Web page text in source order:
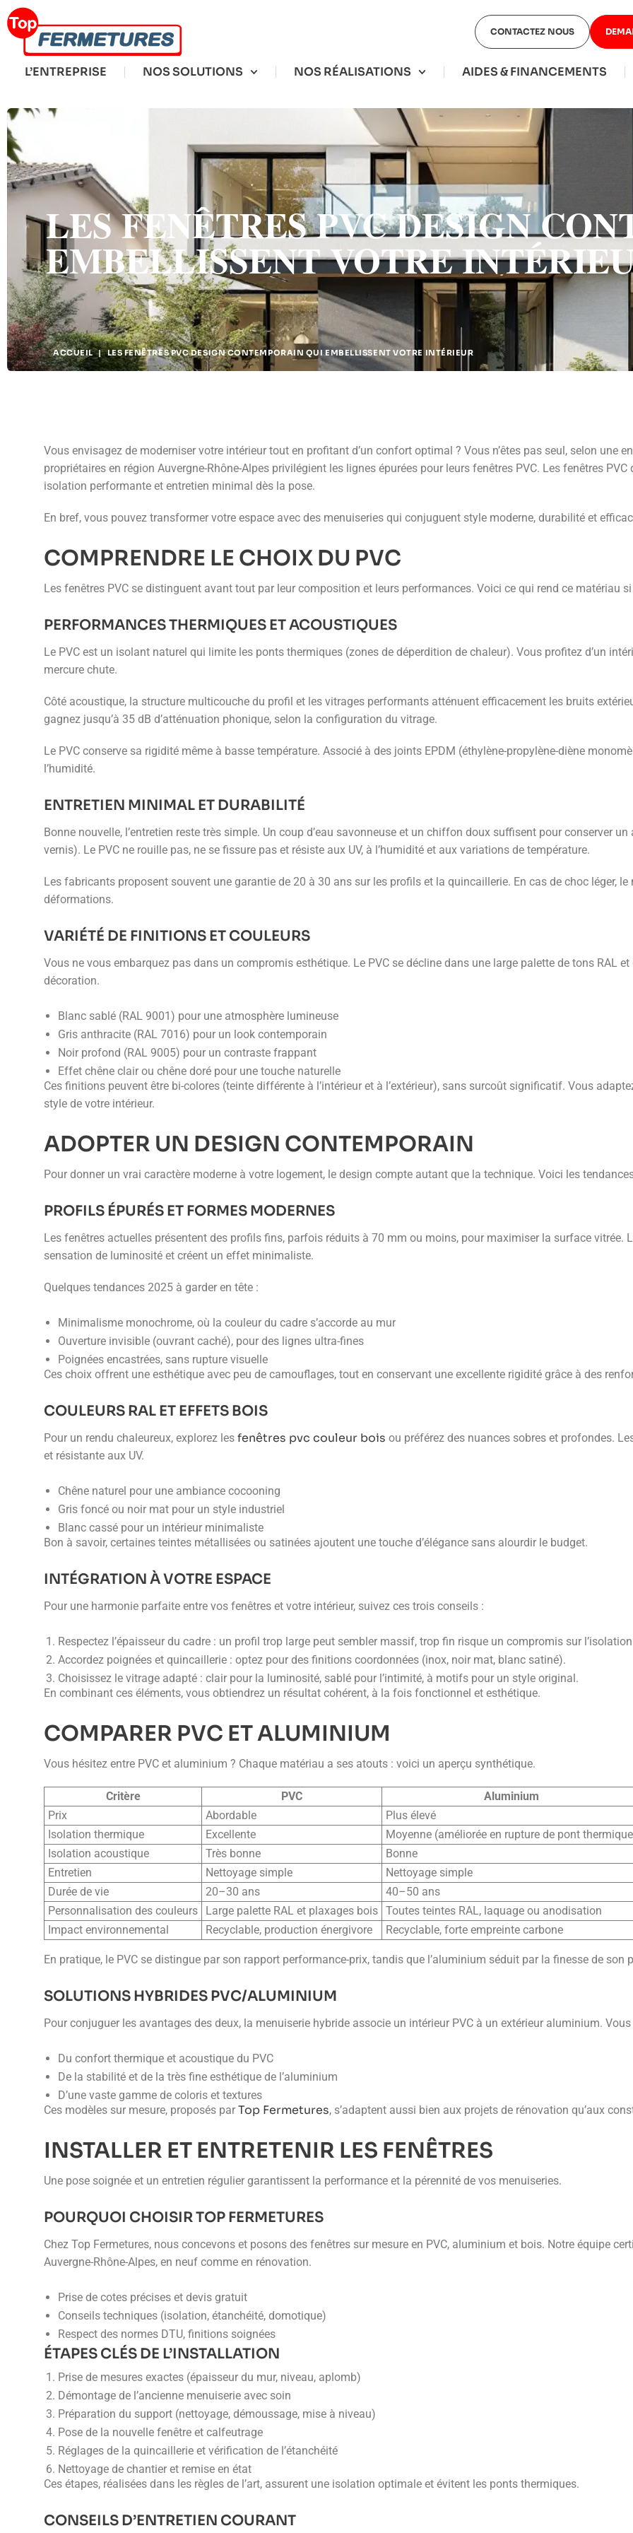
CONTACTEZ NOUS
L’ENTREPRISE NOS SOLUTIONS NOS RÉALISATIONS AIDES & FINANCEMENTS
LES FENÊTRES PVC DESIGN
EMBELLISSENT VOTRE
ACCUEIL | LES FENÊTRES PVC DESIGN CONTEMPORAIN QUI EMBELLISSENT VOTRE INTÉRIEUR
Vous envisagez de moderniser votre intérieur tout en profitant d’un confort optimal ? Vous n’êtes pas seul, selon une
propriétaires en région Auvergne-Rhône-Alpes privilégient les lignes épurées pour leurs fenêtres PVC. Les fenêtres
isolation performante et entretien minimal dès la pose.
En bref, vous pouvez transformer votre espace avec des menuiseries qui conjuguent style moderne, durabilité et
COMPRENDRE LE CHOIX DU PVC
Les fenêtres PVC se distinguent avant tout par leur composition et leurs performances. Voici ce qui rend ce matériau
PERFORMANCES THERMIQUES ET ACOUSTIQUES
Le PVC est un isolant naturel qui limite les ponts thermiques (zones de déperdition de chaleur). Vous profitez d’un
mercure chute.
Côté acoustique, la structure multicouche du profil et les vitrages performants atténuent efficacement les bruits
gagnez jusqu’à 35 dB d’atténuation phonique, selon la configuration du vitrage.
Le PVC conserve sa rigidité même à basse température. Associé à des joints EPDM (éthylène-propylène-diène
l’humidité.
ENTRETIEN MINIMAL ET DURABILITÉ
Bonne nouvelle, l’entretien reste très simple. Un coup d’eau savonneuse et un chiffon doux suffisent pour conserver
vernis). Le PVC ne rouille pas, ne se fissure pas et résiste aux UV, à l’humidité et aux variations de température.
Les fabricants proposent souvent une garantie de 20 à 30 ans sur les profils et la quincaillerie. En cas de choc léger,
déformations.
VARIÉTÉ DE FINITIONS ET COULEURS
Vous ne vous embarquez pas dans un compromis esthétique. Le PVC se décline dans une large palette de tons RAL
décoration.
Blanc sablé (RAL 9001) pour une atmosphère lumineuse
Gris anthracite (RAL 7016) pour un look contemporain
Noir profond (RAL 9005) pour un contraste frappant
Effet chêne clair ou chêne doré pour une touche naturelle
Ces finitions peuvent être bi-colores (teinte différente à l’intérieur et à l’extérieur), sans surcoût significatif. Vous
style de votre intérieur.
ADOPTER UN DESIGN CONTEMPORAIN
Pour donner un vrai caractère moderne à votre logement, le design compte autant que la technique. Voici les
PROFILS ÉPURÉS ET FORMES MODERNES
Les fenêtres actuelles présentent des profils fins, parfois réduits à 70 mm ou moins, pour maximiser la surface
sensation de luminosité et créent un effet minimaliste.
Quelques tendances 2025 à garder en tête :
Minimalisme monochrome, où la couleur du cadre s’accorde au mur
Ouverture invisible (ouvrant caché), pour des lignes ultra-fines
Poignées encastrées, sans rupture visuelle
Ces choix offrent une esthétique avec peu de camouflages, tout en conservant une excellente rigidité grâce à des
COULEURS RAL ET EFFETS BOIS
Pour un rendu chaleureux, explorez les fenêtres pvc couleur bois ou préférez des nuances sobres et profondes.
et résistante aux UV.
Chêne naturel pour une ambiance cocooning
Gris foncé ou noir mat pour un style industriel
Blanc cassé pour un intérieur minimaliste
Bon à savoir, certaines teintes métallisées ou satinées ajoutent une touche d’élégance sans alourdir le budget.
INTÉGRATION À VOTRE ESPACE
Pour une harmonie parfaite entre vos fenêtres et votre intérieur, suivez ces trois conseils :
Respectez l’épaisseur du cadre : un profil trop large peut sembler massif, trop fin risque un compromis sur
Accordez poignées et quincaillerie : optez pour des finitions coordonnées (inox, noir mat, blanc satiné).
Choisissez le vitrage adapté : clair pour la luminosité, sablé pour l’intimité, à motifs pour un style original.
En combinant ces éléments, vous obtiendrez un résultat cohérent, à la fois fonctionnel et esthétique.
COMPARER PVC ET ALUMINIUM
Vous hésitez entre PVC et aluminium ? Chaque matériau a ses atouts : voici un aperçu synthétique.
Critère PVC
Aluminium
Prix
Abordable
Plus élevé
Isolation thermique
Excellente
Moyenne (améliorée en rupture de pont
Isolation acoustique
Très bonne
Bonne
Entretien
Nettoyage simple
Nettoyage simple
Durée de vie
20–30 ans
40–50 ans
Personnalisation des couleurs
Large palette RAL et plaxages bois Toutes teintes RAL, laquage ou anodisation
Impact environnemental
Recyclable, production énergivore Recyclable, forte empreinte carbone
En pratique, le PVC se distingue par son rapport performance-prix, tandis que l’aluminium séduit par la finesse de son
SOLUTIONS HYBRIDES PVC/ALUMINIUM
Pour conjuguer les avantages des deux, la menuiserie hybride associe un intérieur PVC à un extérieur aluminium.
Du confort thermique et acoustique du PVC
De la stabilité et de la très fine esthétique de l’aluminium
D’une vaste gamme de coloris et textures
Ces modèles sur mesure, proposés par Top Fermetures, s’adaptent aussi bien aux projets de rénovation qu’aux
INSTALLER ET ENTRETENIR LES FENÊTRES
Une pose soignée et un entretien régulier garantissent la performance et la pérennité de vos menuiseries.
POURQUOI CHOISIR TOP FERMETURES
Chez Top Fermetures, nous concevons et posons des fenêtres sur mesure en PVC, aluminium et bois. Notre équipe
Auvergne-Rhône-Alpes, en neuf comme en rénovation.
Prise de cotes précises et devis gratuit
Conseils techniques (isolation, étanchéité, domotique)
Respect des normes DTU, finitions soignées
ÉTAPES CLÉS DE L’INSTALLATION
Prise de mesures exactes (épaisseur du mur, niveau, aplomb)
Démontage de l’ancienne menuiserie avec soin
Préparation du support (nettoyage, démoussage, mise à niveau)
Pose de la nouvelle fenêtre et calfeutrage
Réglages de la quincaillerie et vérification de l’étanchéité
Nettoyage de chantier et remise en état
Ces étapes, réalisées dans les règles de l’art, assurent une isolation optimale et évitent les ponts thermiques.
CONSEILS D’ENTRETIEN COURANT